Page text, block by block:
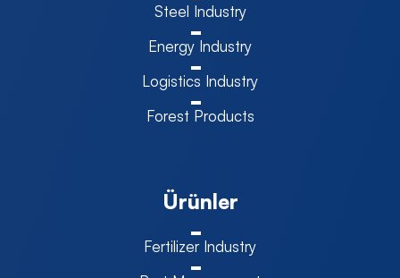
Steel Industry
Energy Industry
Logistics Industry
Forest Products
Ürünler
Fertilizer Industry